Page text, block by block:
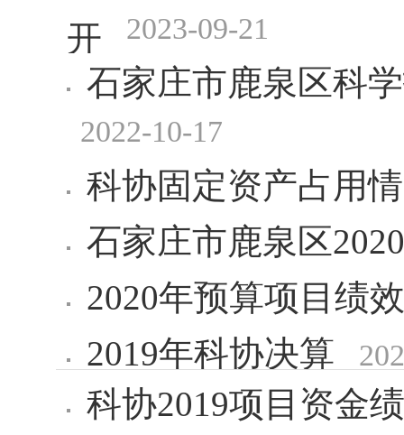
开 2023-09-21
石家庄市鹿泉区科
2022-10-17
科协固定资产占用
石家庄市鹿泉区
2020年预算项目绩
2019年科协决算
科协2019项目资金